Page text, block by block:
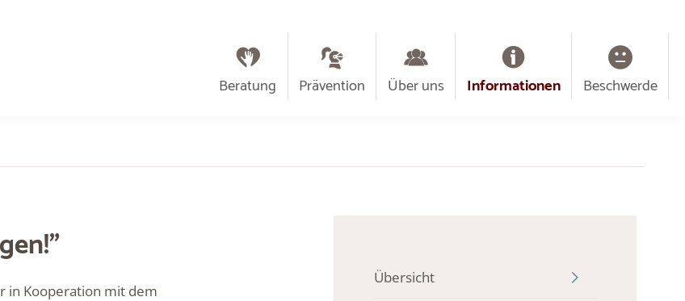
Beratung Prävention Über uns Informationen Beschwerde
in Kooperation mit dem
Übersicht